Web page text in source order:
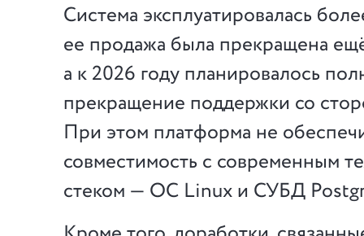
Система эксплуатировалась
ее продажа была прекращена
а к 2026 году планировалось
прекращение поддержки со
При этом платформа не
совместимость с современным
стеком — ОС Linux и СУБД